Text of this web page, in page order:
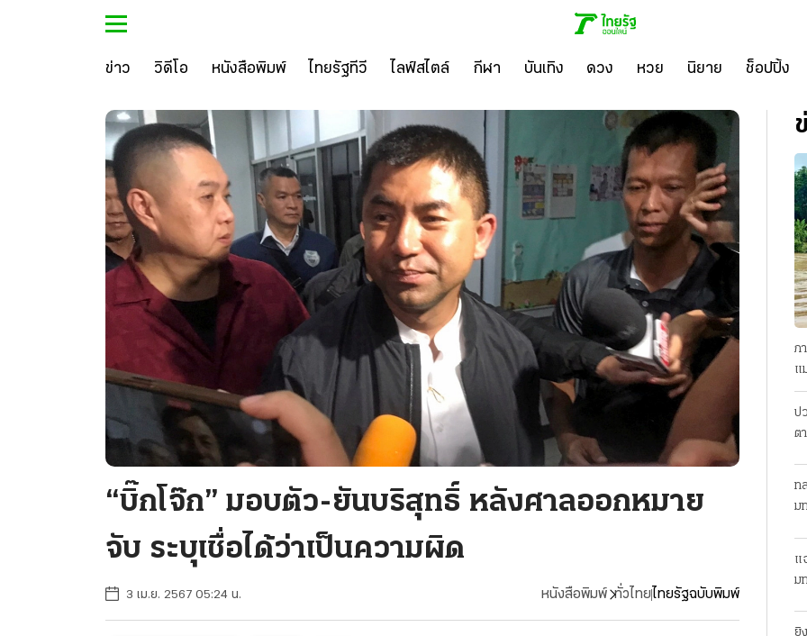
ข่าว วิดีโอ หนังสือพิมพ์ ไทยรัฐทีวี ไลฟ์สไตล์ กีฬา บันเทิง ดวง หวย นิยาย ช็อปปิ้ง
“บิ๊กโจ๊ก” มอบตัว-ยันบริสุทธิ์ หลังศาลออกหมาย
จับ ระบุเชื่อได้ว่าเป็นความผิด
3 เม.ย. 2567 05:24 น. หนังสือพิมพ์ ทั่วไทยไทยรัฐฉบับพิมพ์
ภ
แ
ป
ต
ท
ม
แ
ม
ยิ